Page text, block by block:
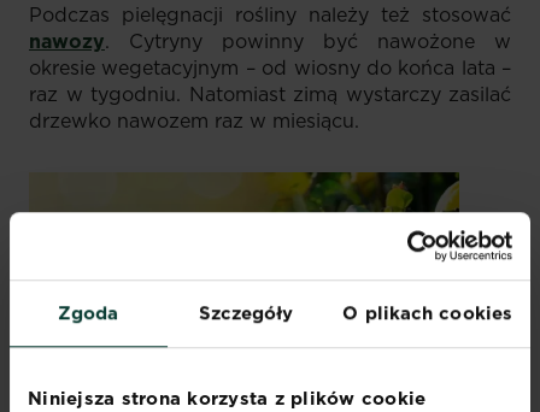
Zgoda Szczegóły O plikach cookies
Niniejsza strona korzysta z plików cookie
Podczas pielęgnacji rośliny należy też stosować
nawozy. Cytryny powinny być nawożone w
okresie wegetacyjnym – od wiosny do końca lata –
raz w tygodniu. Natomiast zimą wystarczy zasilać
drzewko nawozem raz w miesiącu.